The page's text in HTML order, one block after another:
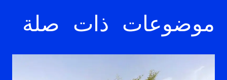
موضوعات ذات صلة